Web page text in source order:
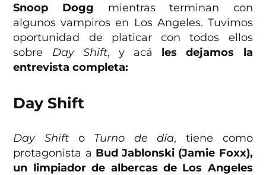
Snoop Dogg mientras terminan con
algunos vampiros en Los Angeles. Tuvimos
oportunidad de platicar con todos ellos
sobre Day Shift, y acá les dejamos la
entrevista completa:
Day Shift
Day Shift o Turno de día, tiene como
protagonista a Bud Jablonski (Jamie Foxx),
un limpiador de albercas de Los Angeles